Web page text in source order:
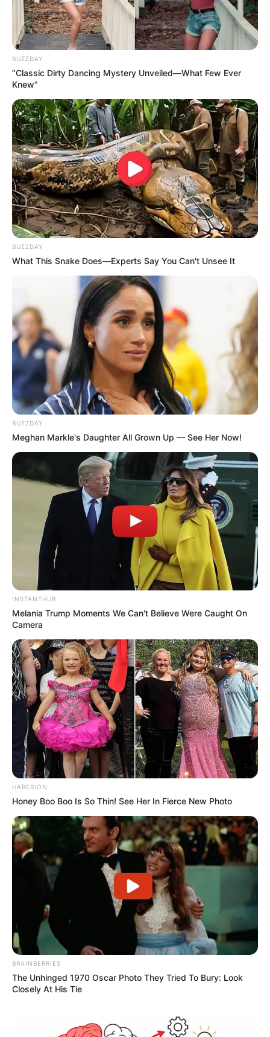
BUZZDAY
“Classic Dirty Dancing Mystery Unveiled—What Few Ever
Knew"
BUZZDAY
What This Snake Does—Experts Say You Can't Unsee It
BUZZDAY
Meghan Markle's Daughter All Grown Up — See Her Now!
INSTANTHUB
Melania Trump Moments We Can't Believe Were Caught On
Camera
HABERION
Honey Boo Boo Is So Thin! See Her In Fierce New Photo
BRAINBERRIES
The Unhinged 1970 Oscar Photo They Tried To Bury: Look
Closely At His Tie